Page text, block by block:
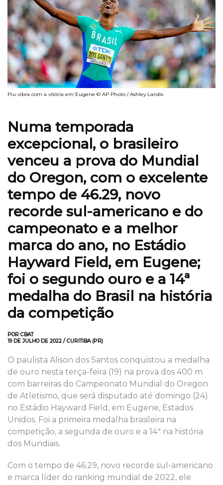
Piu vibra com a vitória em Eugene © AP Photo / Ashley Landis
Numa temporada
excepcional, o brasileiro
venceu a prova do Mundial
do Oregon, com o excelente
tempo de 46.29, novo
recorde sul-americano e do
campeonato e a melhor
marca do ano, no Estádio
Hayward Field, em Eugene;
foi o segundo ouro e a 14ª
medalha do Brasil na história
da competição
POR CBAT
19 DE JULHO DE 2022 / CURITIBA (PR)
O paulista Alison dos Santos conquistou a medalha
de ouro nesta terça-feira (19) na prova dos 400 m
com barreiras do Campeonato Mundial do Oregon
de Atletismo, que será disputado até domingo (24)
no Estádio Hayward Field, em Eugene, Estados
Unidos. Foi a primeira medalha brasileira na
competição, a segunda de ouro e a 14ª na história
dos Mundiais.
Com o tempo de 46.29, novo recorde sul-americano
e marca líder do ranking mundial de 2022, ele